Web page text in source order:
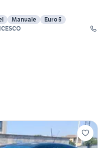
Manuale
Euro 5